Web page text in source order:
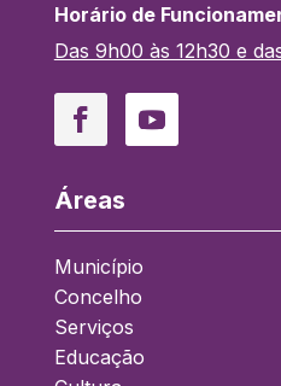
Horário de
Das 9h00 às 12h30 e
FacebookYouTube
Áreas
Município
Concelho
Serviços
Educação